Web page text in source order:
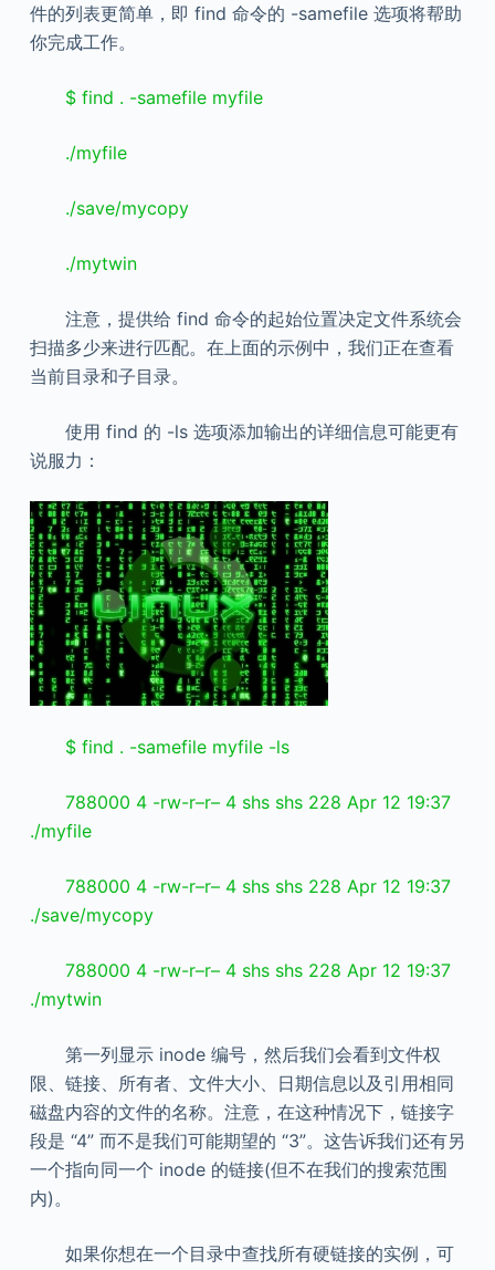
件的列表更简单，即 find 命令的 -samefile 选项将帮助
你完成工作。
$ find . -samefile myfile
./myfile
./save/mycopy
./mytwin
注意，提供给 find 命令的起始位置决定文件系统会
扫描多少来进行匹配。在上面的示例中，我们正在查看
当前目录和子目录。
使用 find 的 -ls 选项添加输出的详细信息可能更有
说服力：
$ find . -samefile myfile -ls
788000 4 -rw-r–r– 4 shs shs 228 Apr 12 19:37
./myfile
788000 4 -rw-r–r– 4 shs shs 228 Apr 12 19:37
./save/mycopy
788000 4 -rw-r–r– 4 shs shs 228 Apr 12 19:37
./mytwin
第一列显示 inode 编号，然后我们会看到文件权
限、链接、所有者、文件大小、日期信息以及引用相同
磁盘内容的文件的名称。注意，在这种情况下，链接字
段是 “4” 而不是我们可能期望的 “3”。这告诉我们还有另
一个指向同一个 inode 的链接(但不在我们的搜索范围
内)。
如果你想在一个目录中查找所有硬链接的实例，可